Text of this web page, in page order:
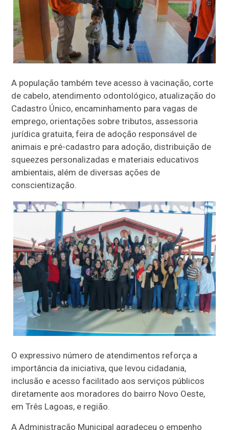
A população também teve acesso à vacinação, corte
de cabelo, atendimento odontológico, atualização do
Cadastro Único, encaminhamento para vagas de
emprego, orientações sobre tributos, assessoria
jurídica gratuita, feira de adoção responsável de
animais e pré-cadastro para adoção, distribuição de
squeezes personalizadas e materiais educativos
ambientais, além de diversas ações de
conscientização.
O expressivo número de atendimentos reforça a
importância da iniciativa, que levou cidadania,
inclusão e acesso facilitado aos serviços públicos
diretamente aos moradores do bairro Novo Oeste,
em Três Lagoas, e região.
A Administração Municipal agradeceu o empenho